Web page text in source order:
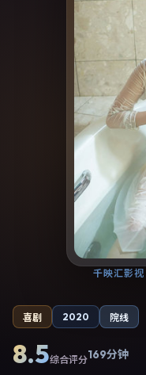
喜剧 2020 院线
8.5综合评分169分钟
千映汇影视